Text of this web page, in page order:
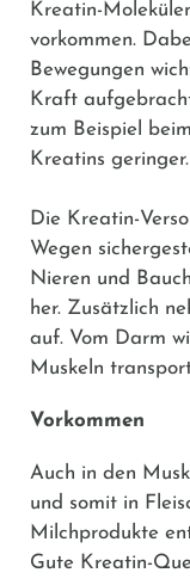
Kreatin-
vorkommen.
Bewegungen
Kraft
zum Beispiel
Kreatins geringer.
Die Kreatin-
Wegen
Nieren und
her. Zusätzlich
auf. Vom Darm
Muskeln
Vorkommen
Auch in den
und somit in
Milchprodukte
Gute Kreatin-